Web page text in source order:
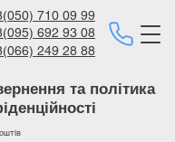
710 09 99
692 93 08
249 28 88​
та політика